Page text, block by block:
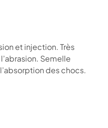
et injection. Très
Semelle
des chocs.